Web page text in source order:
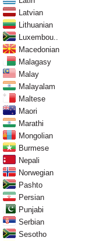
Latvian
Lithuanian
Luxembou..
Macedonian
Malagasy
Malay
Malayalam
Maltese
Maori
Marathi
Mongolian
Burmese
Nepali
Norwegian
Pashto
Persian
Punjabi
Serbian
Sesotho